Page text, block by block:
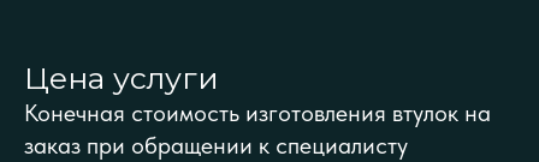
Цена услуги
Конечная стоимость изготовления втулок на
заказ при обращении к специалисту